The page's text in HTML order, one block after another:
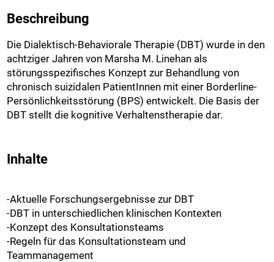
Beschreibung
Die Dialektisch-Behaviorale Therapie (DBT) wurde in den
achtziger Jahren von Marsha M. Linehan als
störungsspezifisches Konzept zur Behandlung von
chronisch suizidalen PatientInnen mit einer Borderline-
Persönlichkeitsstörung (BPS) entwickelt. Die Basis der
DBT stellt die kognitive Verhaltenstherapie dar.
Inhalte
-Aktuelle Forschungsergebnisse zur DBT
-DBT in unterschiedlichen klinischen Kontexten
-Konzept des Konsultationsteams
-Regeln für das Konsultationsteam und
Teammanagement